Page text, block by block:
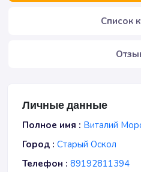
Список
Личные данные
Полное имя : Виталий
Город : Старый Оскол
Телефон : 89192811394